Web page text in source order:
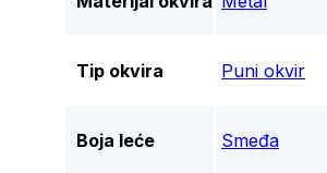
Tip okvira Puni okvir
Boja leće Smeđa